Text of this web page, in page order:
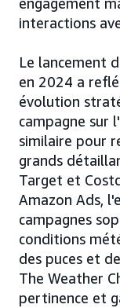
interactions
Le lancement
en 2024 a
évolution
campagne sur
similaire pour
grands
Target et
Amazon Ads,
campagnes
conditions
des puces et
The Weather
pertinence et